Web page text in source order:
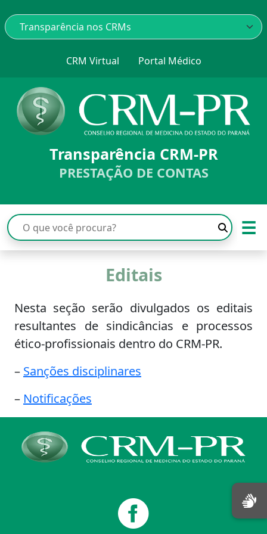
CRM Virtual Portal Médico
Transparência CRM-PR
PRESTAÇÃO DE CONTAS
☰
Editais
Nesta seção serão divulgados os editais
resultantes de sindicâncias e processos
ético-profissionais dentro do CRM-PR.
– Sanções disciplinares
– Notificações